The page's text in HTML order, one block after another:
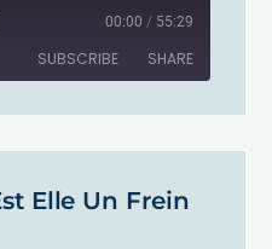
00:00 / 55:29
SUBSCRIBE SHARE
Elle Un Frein